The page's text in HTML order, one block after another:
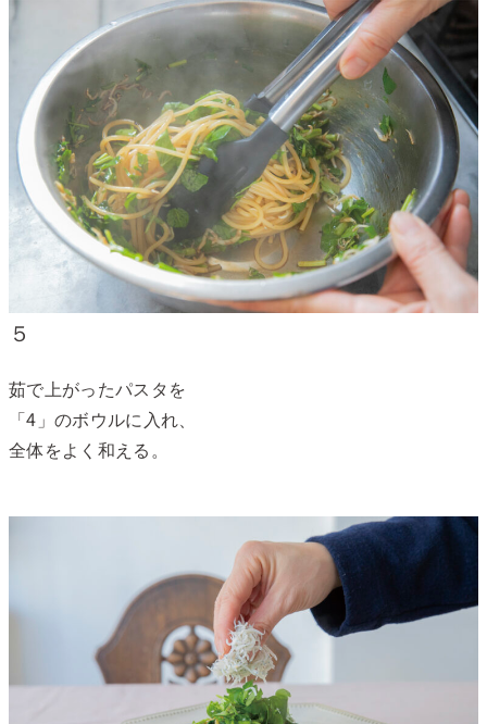
５
茹で上がったパスタを
「4」のボウルに入れ、
全体をよく和える。